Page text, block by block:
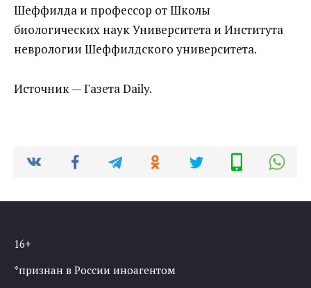
Шеффилда и профессор от Школы
биологических наук Университета и Института
неврологии Шеффилдского университета.
Источник — Газета Daily.
16+
*признан в России иноагентом